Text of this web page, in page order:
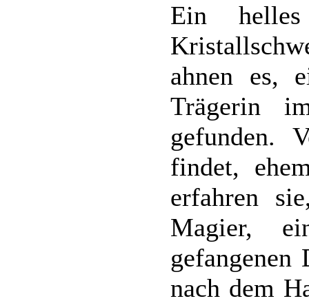
Ein
ahnen es,
Trägerin
gefunden.
findet,
erfahren
Magier,
gefangenen
nach dem